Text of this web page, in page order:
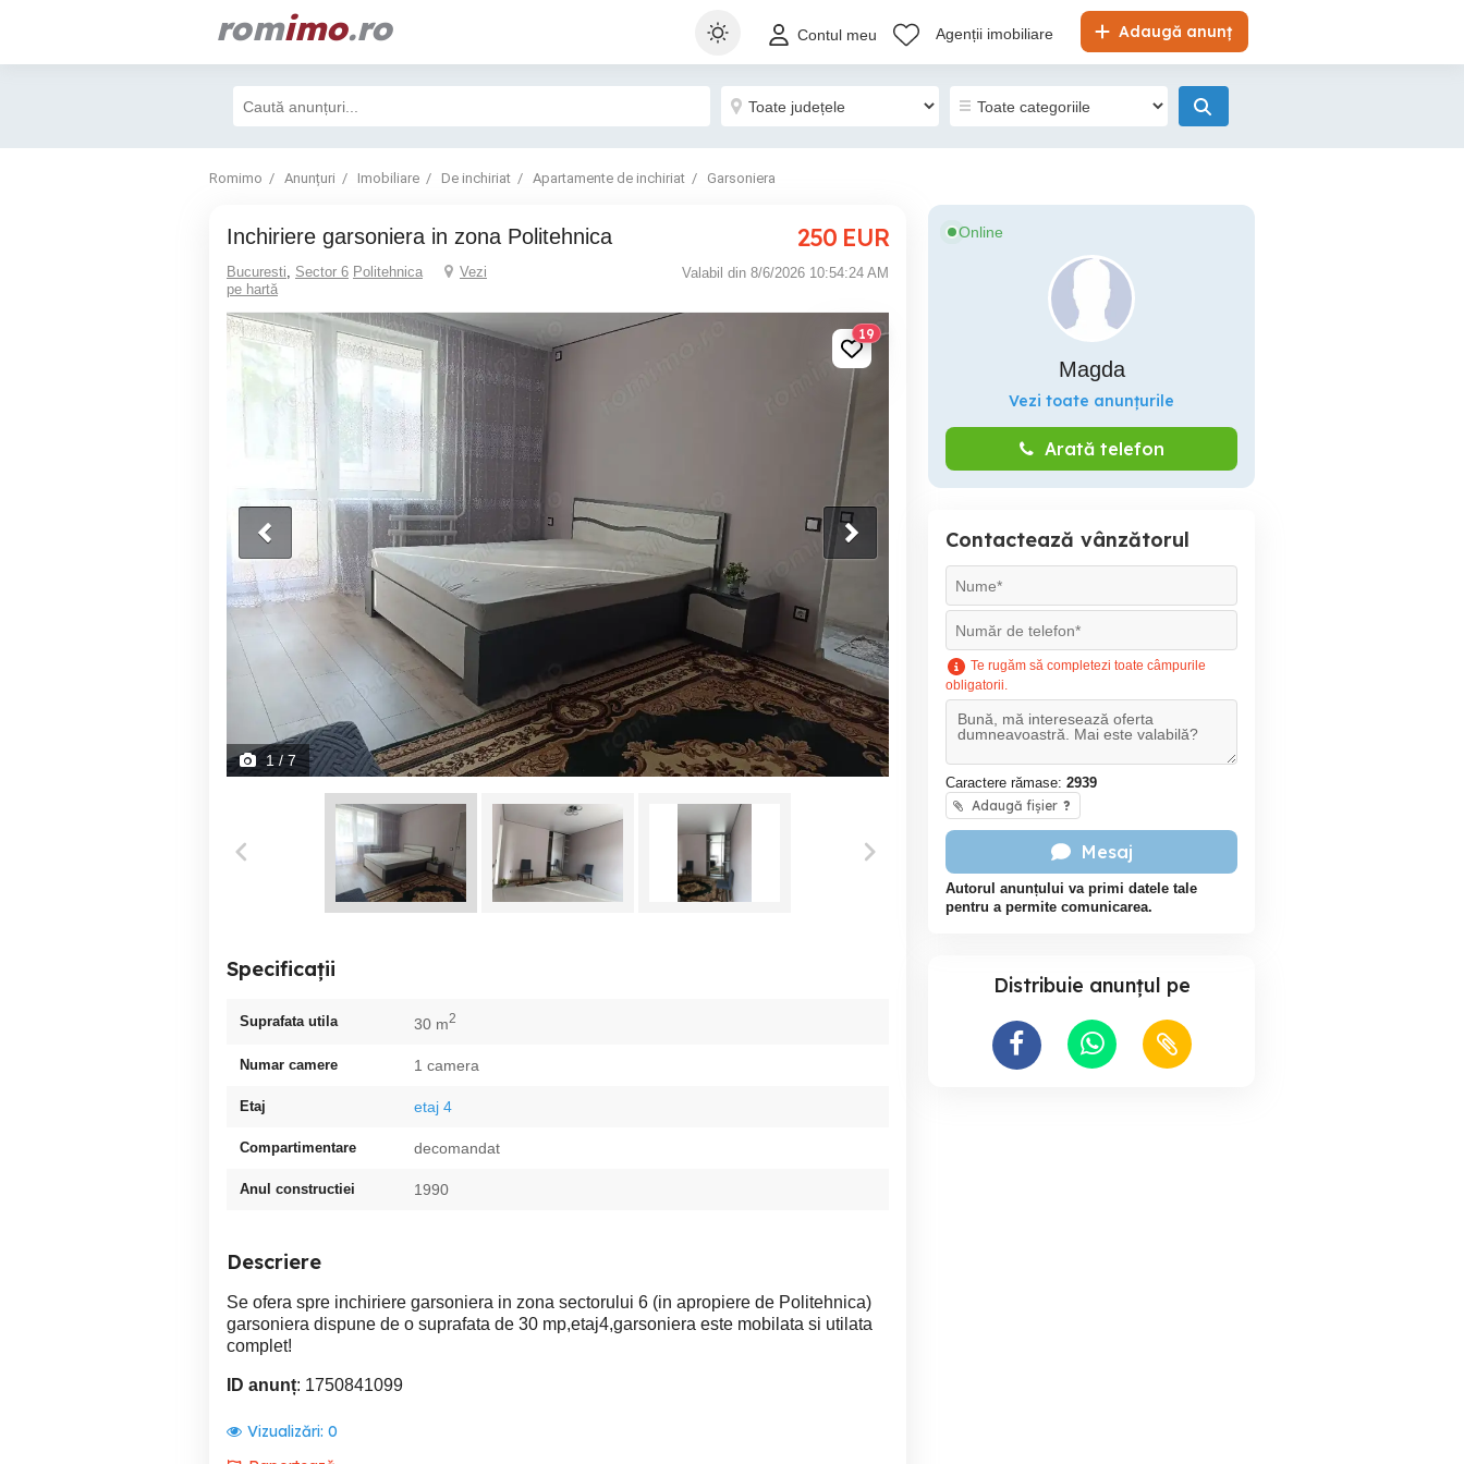
romimo.ro Adaugă anunț
Contul meu Agenții imobiliare
Romimo Anunțuri Imobiliare De inchiriat Apartamente de inchiriat Garsoniera
inchiriere garsoniera in zona Politehnica 250 EUR
Bucuresti, Sector 6 Politehnica
Vezi
pe hartă
Valabil din 8/6/2026 10:54:24 AM
19
1 / 7
Specificații
Suprafata utila 30 m2
Numar camere 1 camera
Etaj etaj 4
Compartimentare decomandat
Anul constructiei 1990
Descriere
Se ofera spre inchiriere garsoniera in zona sectorului 6 (in apropiere de Politehnica)
garsoniera dispune de o suprafata de 30 mp,etaj4,garsoniera este mobilata si utilata
complet!
ID anunț: 1750841099
Vizualizări: 0
Online
Magda
Vezi toate anunțurile
Arată telefon
Contactează vânzătorul
Te rugăm să completezi toate câmpurile
obligatorii.
Caractere rămase: 2939
Adaugă fișier ?
Mesaj
Autorul anunțului va primi datele tale
pentru a permite comunicarea.
Distribuie anunțul pe